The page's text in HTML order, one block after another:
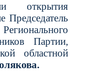
открытия
Председатель
Партии,
областной